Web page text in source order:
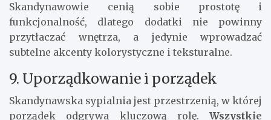
Skandynawowie cenią sobie prostotę i
funkcjonalność, dlatego dodatki nie powinny
przytłaczać wnętrza, a jedynie wprowadzać
subtelne akcenty kolorystyczne i teksturalne.
9. Uporządkowanie i porządek
Skandynawska sypialnia jest przestrzenią, w której
porządek odgrywa kluczową rolę. Wszystkie